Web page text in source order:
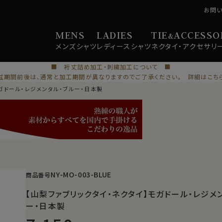
MENS
メンズシャツ
LADIES
レディース シャツ
TIE&
ネクタイ・ アクセサリ
お問
■ 裄丈詰め加工・刺繍加工について ■
期間前後は、通常と加工期間が異なりますのでご了承ください。 詳細はこ
ドール・レジメンタル・ブルー・日本製
商品番号NY-MO-003-BLUE
【山梨ファブリックタイ・ネクタイ】モガドール・レジメ
ー・日本製